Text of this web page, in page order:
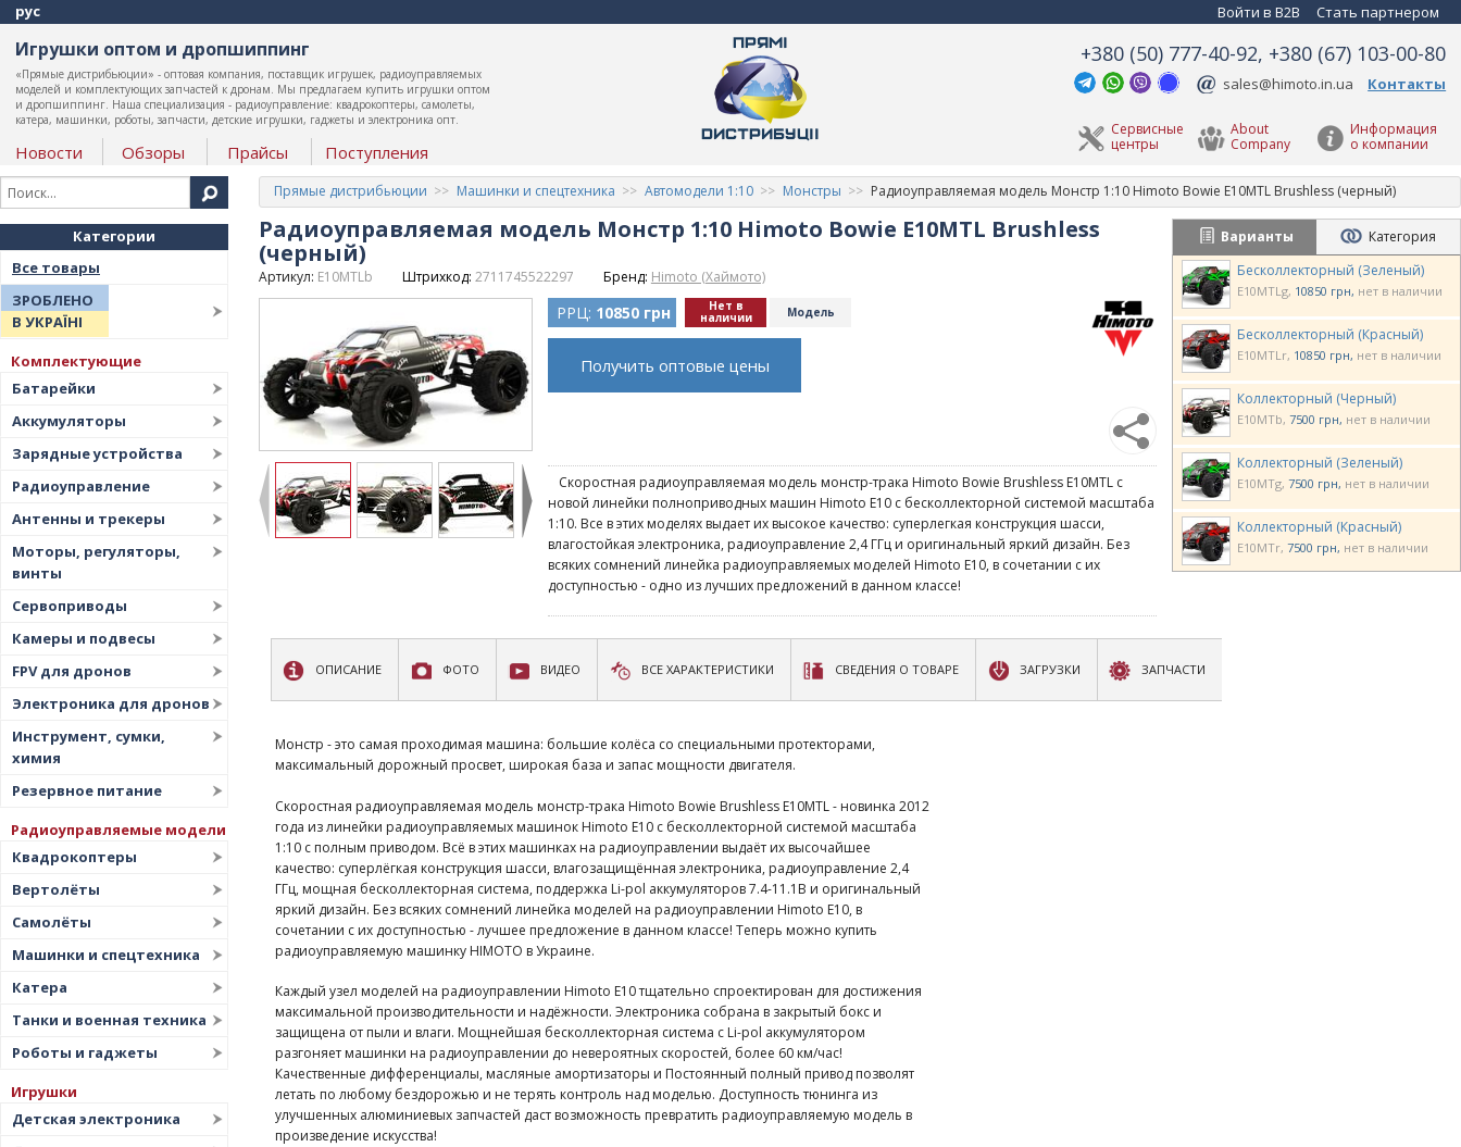
рус Войти в B2B Стать партнером
Игрушки оптом и дропшиппинг
«Прямые дистрибьюции» - оптовая компания, поставщик игрушек, радиоуправляемых
моделей и комплектующих запчастей к дронам. Мы предлагаем купить игрушки оптом
и дропшиппинг. Наша специализация - радиоуправление: квадрокоптеры, самолеты,
катера, машинки, роботы, запчасти, детские игрушки, гаджеты и электроника опт.
Новости Обзоры Прайсы Поступления
+380 (50) 777-40-92, +380 (67) 103-00-80
sales@himoto.in.ua Контакты
Информация
о компании
About
Company
Сервисные
центры
Категории
Все товары
ЗРОБЛЕНО
В УКРАЇНІ
Комплектующие
Батарейки
Аккумуляторы
Зарядные устройства
Радиоуправление
Антенны и трекеры
Моторы, регуляторы,
винты
Сервоприводы
Камеры и подвесы
FPV для дронов
Электроника для дронов
Инструмент, сумки,
химия
Резервное питание
Радиоуправляемые модели
Квадрокоптеры
Вертолёты
Самолёты
Машинки и спецтехника
Катера
Танки и военная техника
Роботы и гаджеты
Игрушки
Детская электроника
Прямые дистрибьюции Машинки и спецтехника Автомодели 1:10 Монстры Радиоуправляемая модель Монстр 1:10 Himoto Bowie E10MTL Brushless (черный)
Радиоуправляемая модель Монстр 1:10 Himoto Bowie E10MTL Brushless
(черный)
Артикул: E10MTLb Штрихкод: 2711745522297 Бренд: Himoto (Хаймото)
РРЦ: 10850 грн Нет в
наличии Модель
Получить оптовые цены
Скоростная радиоуправляемая модель монстр-трака Himoto Bowie Brushless E10MTL с
новой линейки полноприводных машин Himoto E10 с бесколлекторной системой масштаба
1:10. Все в этих моделях выдает их высокое качество: суперлегкая конструкция шасси,
влагостойкая электроника, радиоуправление 2,4 ГГц и оригинальный яркий дизайн. Без
всяких сомнений линейка радиоуправляемых моделей Himoto E10, в сочетании с их
доступностью - одно из лучших предложений в данном классе!
Варианты
Категория
Бесколлекторный (Зеленый)
E10MTLg 10850 грн нет в наличии
Бесколлекторный (Красный)
E10MTLr 10850 грн нет в наличии
Коллекторный (Черный)
E10MTb 7500 грн нет в наличии
Коллекторный (Зеленый)
E10MTg 7500 грн нет в наличии
Коллекторный (Красный)
E10MTr 7500 грн нет в наличии
ОПИСАНИЕ ФОТО ВИДЕО ВСЕ ХАРАКТЕРИСТИКИ СВЕДЕНИЯ О ТОВАРЕ ЗАГРУЗКИ ЗАПЧАСТИ
Монстр - это самая проходимая машина: большие колёса со специальными протекторами,
максимальный дорожный просвет, широкая база и запас мощности двигателя.
Скоростная радиоуправляемая модель монстр-трака Himoto Bowie Brushless E10MTL - новинка 2012
года из линейки радиоуправляемых машинок Himoto E10 с бесколлекторной системой масштаба
1:10 с полным приводом. Всё в этих машинках на радиоуправлении выдаёт их высочайшее
качество: суперлёгкая конструкция шасси, влагозащищённая электроника, радиоуправление 2,4
ГГц, мощная бесколлекторная система, поддержка Li-pol аккумуляторов 7.4-11.1В и оригинальный
яркий дизайн. Без всяких сомнений линейка моделей на радиоуправлении Himoto E10, в
сочетании с их доступностью - лучшее предложение в данном классе! Теперь можно купить
радиоуправляемую машинку HIMOTO в Украине.
Каждый узел моделей на радиоуправлении Himoto E10 тщательно спроектирован для достижения
максимальной производительности и надёжности. Электроника собрана в закрытый бокс и
защищена от пыли и влаги. Мощнейшая бесколлекторная система с Li-pol аккумулятором
разгоняет машинки на радиоуправлении до невероятных скоростей, более 60 км/час!
Качественные дифференциалы, масляные амортизаторы и Постоянный полный привод позволят
летать по любому бездорожью и не терять контроль над моделью. Доступность тюнинга из
улучшенных алюминиевых запчастей даст возможность превратить радиоуправляемую модель в
произведение искусства!